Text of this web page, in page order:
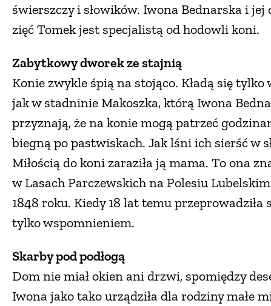
świerszczy i słowików. Iwona Bednarska i jej
zięć Tomek jest specjalistą od hodowli koni.
Zabytkowy dworek ze stajnią
Konie zwykle śpią na stojąco. Kładą się
jak w stadninie Makoszka, którą Iwona
przyznają, że na konie mogą patrzeć
biegną po pastwiskach. Jak lśni ich sierść w
Miłością do koni zaraziła ją mama. To ona
w Lasach Parczewskich na Polesiu
1848 roku. Kiedy 18 lat temu
tylko wspomnieniem.
Skarby pod podłogą
Dom nie miał okien ani drzwi, spomiędzy
Iwona jako tako urządziła dla rodziny małe